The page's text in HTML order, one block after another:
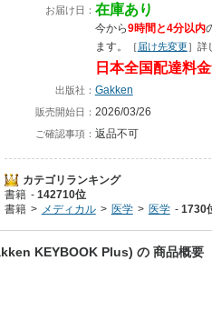
お届け日： 在庫あり
今から9時間と4分以内
ます。
［届け先変更］詳
日本全国配達料
出版社： Gakken
販売開始日： 2026/03/26
ご確認事項： 返品不可
カテゴリランキング
書籍
142710位
書籍
メディカル 医学 医学 1730
KEYBOOK Plus) の 商品概要